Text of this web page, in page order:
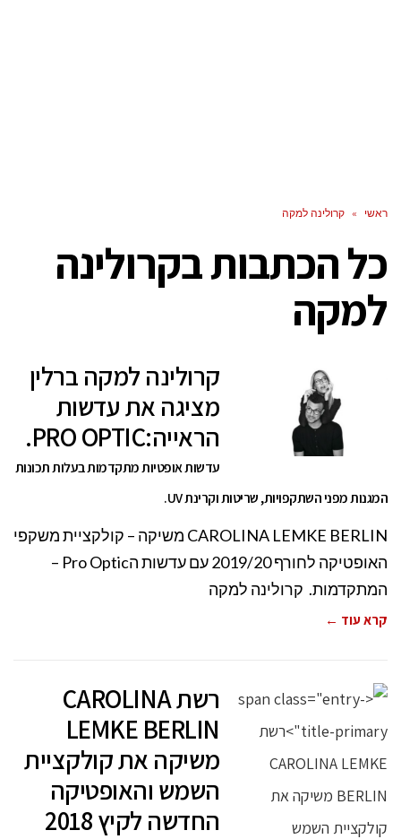
ראשי » קרולינה למקה
כל הכתבות בקרולינה
למקה
קרולינה למקה ברלין
מציגה את עדשות
הראייה:PRO OPTIC.
עדשות אופטיות מתקדמות בעלות תכונות
המגנות מפני השתקפויות, שריטות וקרינת UV.
CAROLINA LEMKE BERLIN משיקה – קולקציית משקפי
האופטיקה לחורף 2019/20 עם עדשות הPro Optic –
המתקדמות. קרולינה למקה
קרא עוד ←
רשת CAROLINA
LEMKE BERLIN
משיקה את קולקציית
השמש והאופטיקה
החדשה לקיץ 2018